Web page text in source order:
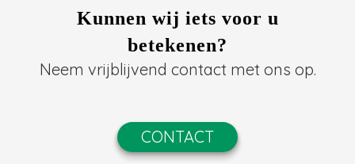
Kunnen wij iets voor u
betekenen?
Neem vrijblijvend contact met ons op.
CONTACT